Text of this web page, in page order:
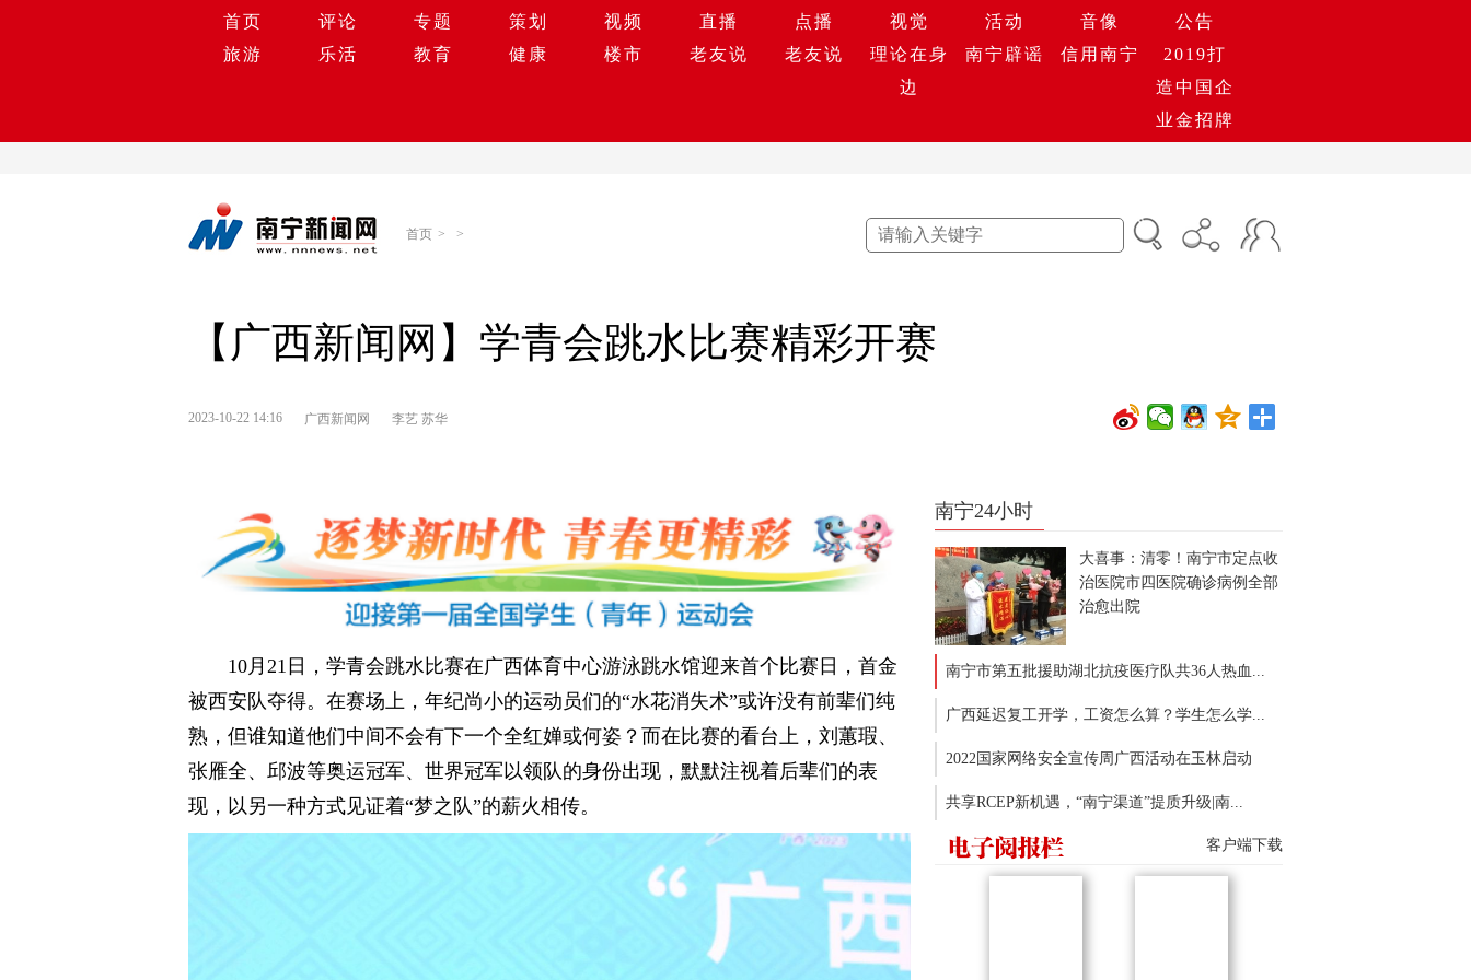
首页 评论 专题 策划 视频 直播 点播 视觉 活动 音像
公告
旅游
乐活 教育 健康 楼市 老友说 老友说
理论在身
边
南宁辟谣 信用南宁
2019打
造中国企
业金招牌
首页 > >
【广西新闻网】学青会跳水比赛精彩开赛
2023-10-22 14:16 广西新闻网 李艺 苏华
10月21日，学青会跳水比赛在广西体育中心游泳跳水馆迎来首个比赛日，首金
被西安队夺得。在赛场上，年纪尚小的运动员们的“水花消失术”或许没有前辈们纯
熟，但谁知道他们中间不会有下一个全红婵或何姿？而在比赛的看台上，刘蕙瑕、
张雁全、邱波等奥运冠军、世界冠军以领队的身份出现，默默注视着后辈们的表
现，以另一种方式见证着“梦之队”的薪火相传。
南宁24小时
大喜事：清零！南宁市定点收
治医院市四医院确诊病例全部
治愈出院
南宁市第五批援助湖北抗疫医疗队共36人热血...
广西延迟复工开学，工资怎么算？学生怎么学...
2022国家网络安全宣传周广西活动在玉林启动
共享RCEP新机遇，“南宁渠道”提质升级|南...
客户端下载